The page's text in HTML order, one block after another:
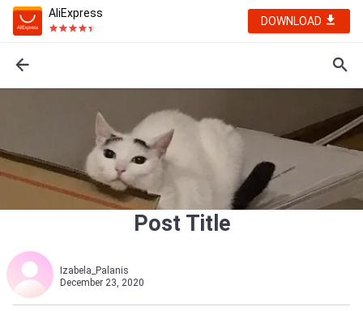
AliExpress
DOWNLOAD
Post Title
Izabela_Palanis
December 23, 2020